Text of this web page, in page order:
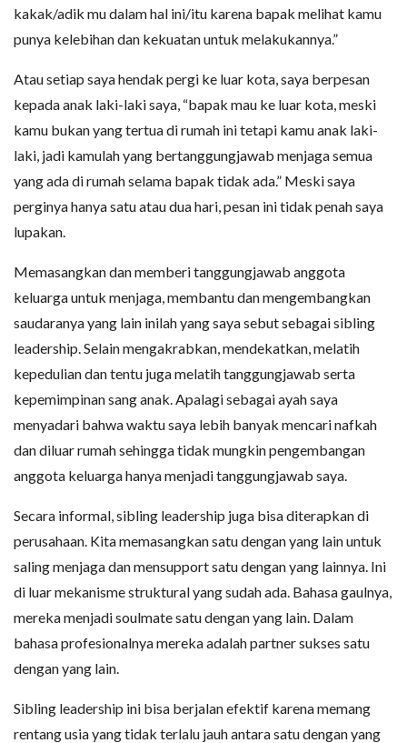
kakak/adik mu dalam hal ini/itu karena bapak melihat kamu
punya kelebihan dan kekuatan untuk melakukannya.”
Atau setiap saya hendak pergi ke luar kota, saya berpesan
kepada anak laki-laki saya, “bapak mau ke luar kota, meski
kamu bukan yang tertua di rumah ini tetapi kamu anak laki-
laki, jadi kamulah yang bertanggungjawab menjaga semua
yang ada di rumah selama bapak tidak ada.” Meski saya
perginya hanya satu atau dua hari, pesan ini tidak penah saya
lupakan.
Memasangkan dan memberi tanggungjawab anggota
keluarga untuk menjaga, membantu dan mengembangkan
saudaranya yang lain inilah yang saya sebut sebagai sibling
leadership. Selain mengakrabkan, mendekatkan, melatih
kepedulian dan tentu juga melatih tanggungjawab serta
kepemimpinan sang anak. Apalagi sebagai ayah saya
menyadari bahwa waktu saya lebih banyak mencari nafkah
dan diluar rumah sehingga tidak mungkin pengembangan
anggota keluarga hanya menjadi tanggungjawab saya.
Secara informal, sibling leadership juga bisa diterapkan di
perusahaan. Kita memasangkan satu dengan yang lain untuk
saling menjaga dan mensupport satu dengan yang lainnya. Ini
di luar mekanisme struktural yang sudah ada. Bahasa gaulnya,
mereka menjadi soulmate satu dengan yang lain. Dalam
bahasa profesionalnya mereka adalah partner sukses satu
dengan yang lain.
Sibling leadership ini bisa berjalan efektif karena memang
rentang usia yang tidak terlalu jauh antara satu dengan yang